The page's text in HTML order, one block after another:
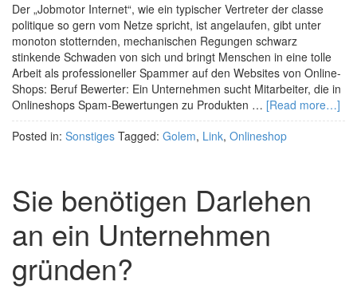
Der „Jobmotor Internet“, wie ein typischer Vertreter der classe
politique so gern vom Netze spricht, ist angelaufen, gibt unter
monoton stotternden, mechanischen Regungen schwarz
stinkende Schwaden von sich und bringt Menschen in eine tolle
Arbeit als professioneller Spammer auf den Websites von Online-
Shops: Beruf Bewerter: Ein Unternehmen sucht Mitarbeiter, die in
Onlineshops Spam-Bewertungen zu Produkten … [Read more…]
Posted in: Sonstiges Tagged: Golem, Link, Onlineshop
Sie benötigen Darlehen
an ein Unternehmen
gründen?